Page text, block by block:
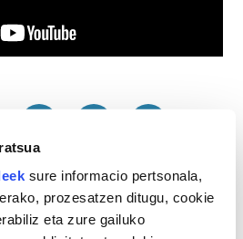
sure informacio pertsonala,
prozesatzen ditugu, cookie
eta zure gailuko